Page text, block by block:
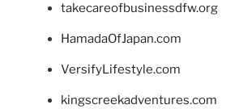
takecareofbusinessdfw.org
HamadaOfJapan.com
VersifyLifestyle.com
kingscreekadventures.com